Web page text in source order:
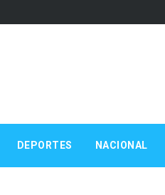
DEPORTES NACIONAL